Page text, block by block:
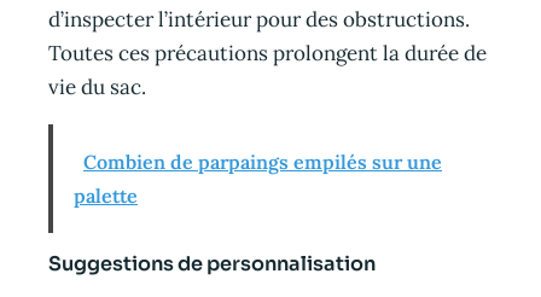
d’inspecter l’intérieur pour des obstructions.
Toutes ces précautions prolongent la durée de
vie du sac.
Combien de parpaings empilés sur une
palette
Suggestions de personnalisation